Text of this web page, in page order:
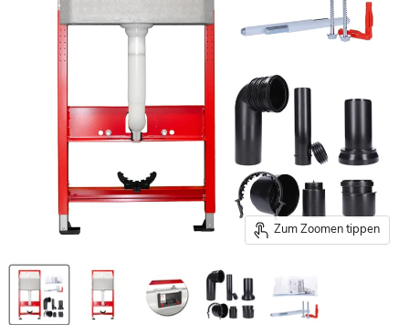
Zum Zoomen tippen